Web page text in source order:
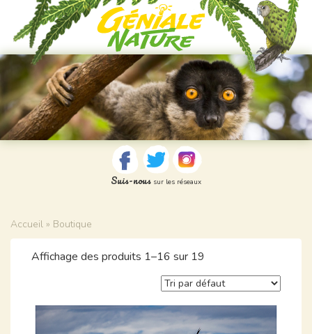
Suis-nous sur les réseaux
Accueil » Boutique
Affichage des produits 1–16 sur 19